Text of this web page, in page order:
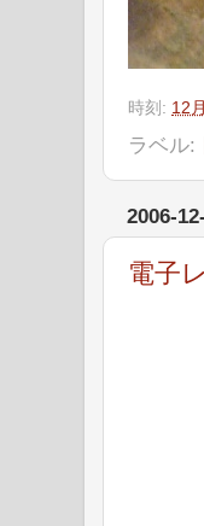
時刻: 12
ラベル:
2006-
電子